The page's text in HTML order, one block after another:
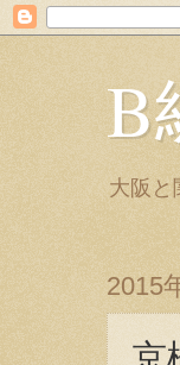
B
大阪と
2015
京